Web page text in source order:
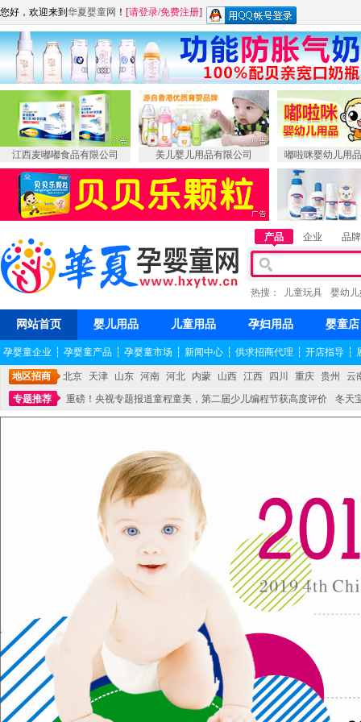
您好，欢迎来到 华夏婴童网 ！ [请登录/免费注册]
江西麦嘟嘟食品有限公司 美儿婴儿用品有限公司 嘟啦咪婴幼儿用
产品 企业 品牌
热搜： 儿童玩具 婴幼
网站首页 婴儿用品 儿童用品 孕妇用品 婴童店
孕婴童企业 ┆ 孕婴童产品 ┆ 孕婴童市场 ┆ 新闻中心 ┆ 供求招商代理 ┆ 开店指导 ┆
地区招商 北京 天津 山东 河南 河北 内蒙 山西 江西 四川 重庆 贵州
云
专题推荐
重磅！央视专题报道童程童美，第二届少儿编程节获高度评价
冬天
不能再单纯地销售产品,而要向增强服务转型,毕竟母婴产品比较特殊。”
妇幼广场